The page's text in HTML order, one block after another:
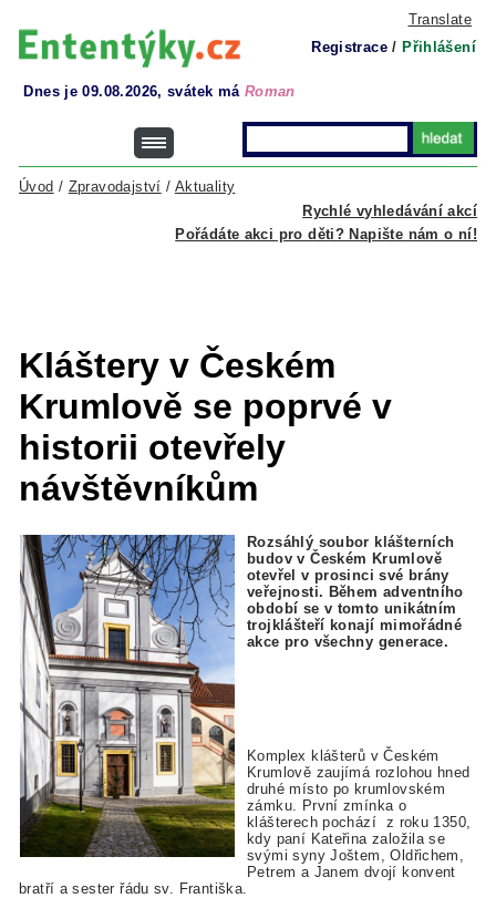
Translate
Registrace / Přihlášení
Dnes je 09.08.2026, svátek má Roman
Rychlé vyhledávání akcí
Úvod / Zpravodajství / Aktuality
Pořádáte akci pro děti? Napište nám o ní!
Kláštery v Českém
Krumlově se poprvé v
historii otevřely
návštěvníkům
Rozsáhlý soubor klášterních
budov v Českém Krumlově
otevřel v prosinci své brány
veřejnosti. Během adventního
období se v tomto unikátním
trojklášteří konají mimořádné
akce pro všechny generace.
Komplex klášterů v Českém
Krumlově zaujímá rozlohou hned
druhé místo po krumlovském
zámku. První zmínka o
klášterech pochází z roku 1350,
kdy paní Kateřina založila se
svými syny Joštem, Oldřichem,
Petrem a Janem dvojí konvent
bratří a sester řádu sv. Františka.